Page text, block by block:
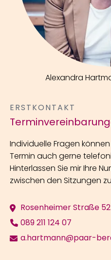
Alexandra
ERSTKONTAKT
Individuelle Fragen
Termin auch gerne
Hinterlassen Sie mir Ihre
zwischen den Sitzungen
Rosenheimer Straße 52
089 211 124 07
a.hartmann@paar-